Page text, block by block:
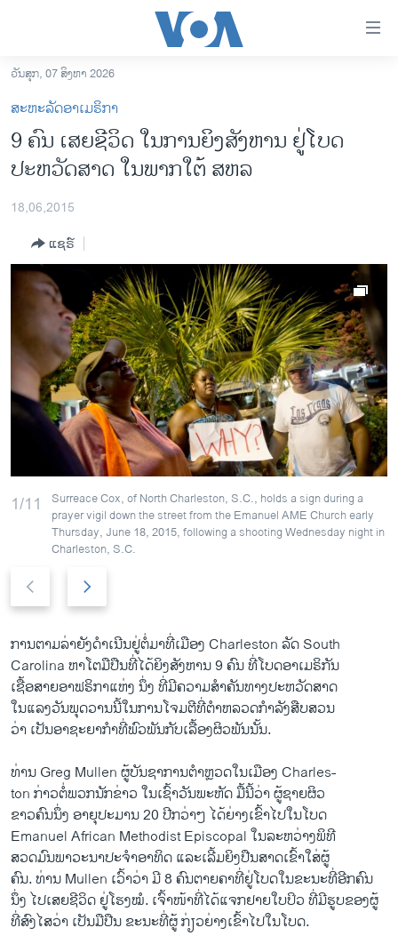
ເຂົ້າ
ຫາ
ຂ້າມ
ຂ້າມ
ຫາ
ລາວ
ອາເມຣິກາ
ຂ່າວ​ຈີນ
ໂລກ
ເອເຊຍ
ອິດສະຫຼະພາບດ້ານການຂ່າວ
ຊີວິດຊາວລາວ
ຊຸມຊົນຊາວລາວ
ວິທະຍາສາດ-ເທັກໂນໂລຈີ
ທຸລະກິດ
ພາສາອັງກິດ
ວີດີໂອ
ລາຍງານ
ຕິດຕາມພວກເຮົາ ທີ່
ພາສາຕ່າງໆ
ວັນສຸກ, 07 ສິງຫາ 2026
ສະຫະລັດອາເມຣິກາ
9 ຄົນ ເສຍຊີວິດ ໃນການຍິງສັງຫານ ຢູ່ໂບດ
ປະຫວັດສາດ ໃນພາກໃຕ້ ສຫລ
18,06,2015
ແຊຣ໌
1/11
Surreace Cox, of North Charleston, S.C., holds a sign during a
prayer vigil down the street from the Emanuel AME Church early
Thursday, June 18, 2015, following a shooting Wednesday night in
Charleston, S.C.
Previous
slide
Next
slide
ການຕາມລ່າຍັງດຳເນີນຢູ່ຕໍ່ມາທີ່ເມືອງ Charleston ລັດ South
Carolina ຫາໂຕມືປືນທີ່ໄດ້ຍິງສັງຫານ 9 ຄົນ ທີ່ໂບດອາເມຣິກັນ
ເຊື້ອສາຍອາຟຣິກາແຫ່ງ ນຶ່ງ ທີ່ມີຄວາມສຳຄັນທາງປະຫວັດສາດ
ໃນແລງວັນພຸດວານນີ້ໃນການໂຈມຕີທີ່ຕຳຫລວດກຳລັງສືບສວນ
ວ່າ ເປັນອາຊະຍາກຳທີ່ພົວພັນກັບເລື້ອງຜິວພັນນັ້ນ.
ທ່ານ Greg Mullen ຜູ້ບັນຊາການຕຳຫຼວດໃນເມືອງ Charles-
ton ກ່າວຕໍ່ພວກນັກຂ່າວ ໃນເຊົ້າວັນພະຫັດ ມື້ນີ້ວ່າ ຜູ້ຊາຍຜິວ
ຂາວຄົນນຶ່ງ ອາຍຸປະມານ 20 ປີກວ່າໆ ໄດ້ຍ່າງເຂົ້າໄປໃນໂບດ
Emanuel African Methodist Episcopal ໃນລະຫວ່າງພິທີ
ສວດມົນພາວະນາປະຈຳອາທິດ ແລະເລີ້ມຍິງປືນສາດເຂົ້າໃສ່ຜູ້
ຄົນ. ທ່ານ Mullen ເວົ້າວ່າ ມີ 8 ຄົນຕາຍຄາທີ່ຢູ່ໂບດໃນຂະນະທີ່ອີກຄົນ
ນຶ່ງ ໄປເສຍຊີວິດ ຢູ່ໂຮງໝໍ. ເຈົ້າໜ້າທີ່ໄດ້ແຈກຢາຍໃບປິວ ທີ່ມີຮູບຂອງຜູ້
ທີ່ສົງໄສວ່າ ເປັນມືປືນ ຂະນະທີ່ຜູ້ ກ່ຽວຍ່າງເຂົ້າໄປໃນໂບດ.